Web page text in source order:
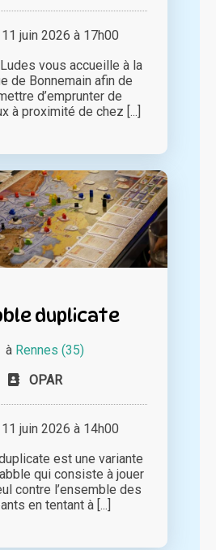
juin 2026 à 17h00
vous accueille à la
de Bonnemain afin de
d’emprunter de
à proximité de chez [...]
duplicate
Rennes (35)
OPAR
juin 2026 à 14h00
est une variante
qui consiste à jouer
contre l’ensemble des
en tentant à [...]